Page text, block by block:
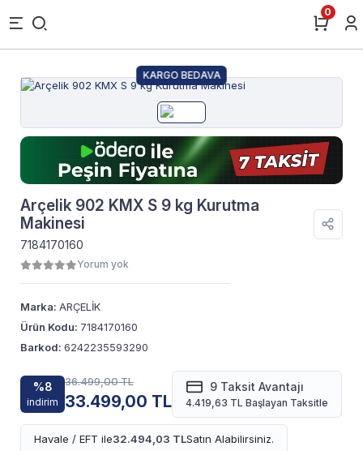
0
KARGO BEDAVA
Arçelik 902 KMX S 9 kg Kurutma
Makinesi
7184170160
Yorum yok
Marka: ARÇELİK
Ürün Kodu: 7184170160
Barkod: 6242235593290
%8
indirim
36.499,00 TL
33.499,00 TL
9 Taksit Avantajı
4.419,63 TL Başlayan Taksitle
Havale / EFT ile32.494,03 TLSatın Alabilirsiniz.